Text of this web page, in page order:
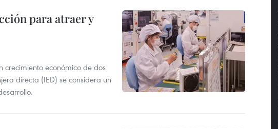
para atraer y
crecimiento económico de dos
directa (IED) se considera un